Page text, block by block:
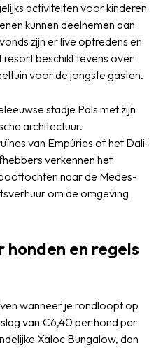
activiteiten voor kinderen
kunnen deelnemen aan
zijn er live optredens en
resort beschikt tevens over
voor de jongste gasten.
stadje Pals met zijn
architectuur.
van Empúries of het Dalí-
verkennen het
naar de Medes-
om de omgeving
honden en regels
wanneer je rondloopt op
van €6,40 per hond per
Xaloc Bungalow, dan